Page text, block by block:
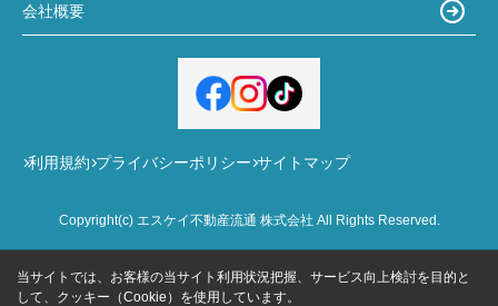
会社概要
利用規約 プライバシーポリシー サイトマップ
Copyright(c) エスケイ不動産流通 株式会社 All Rights Reserved.
当サイトでは、お客様の当サイト利用状況把握、サービス向上検討を目的と
して、クッキー（Cookie）を使用しています。